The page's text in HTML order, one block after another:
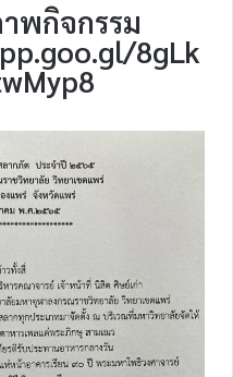
พกิจกรรม
8gLk